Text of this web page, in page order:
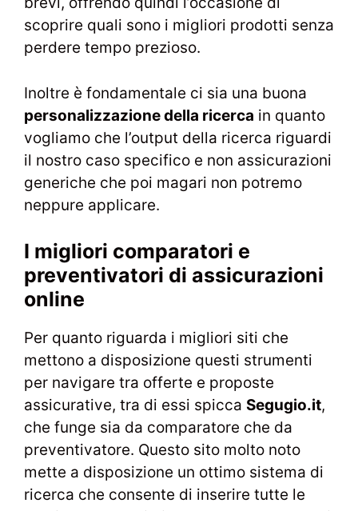
scoprire quali sono i migliori prodotti senza
perdere tempo prezioso.
Inoltre è fondamentale ci sia una buona
personalizzazione della ricerca in quanto
vogliamo che l’output della ricerca riguardi
il nostro caso specifico e non assicurazioni
generiche che poi magari non potremo
neppure applicare.
I migliori comparatori e
preventivatori di assicurazioni
online
Per quanto riguarda i migliori siti che
mettono a disposizione questi strumenti
per navigare tra offerte e proposte
assicurative, tra di essi spicca Segugio.it,
che funge sia da comparatore che da
preventivatore. Questo sito molto noto
mette a disposizione un ottimo sistema di
ricerca che consente di inserire tutte le